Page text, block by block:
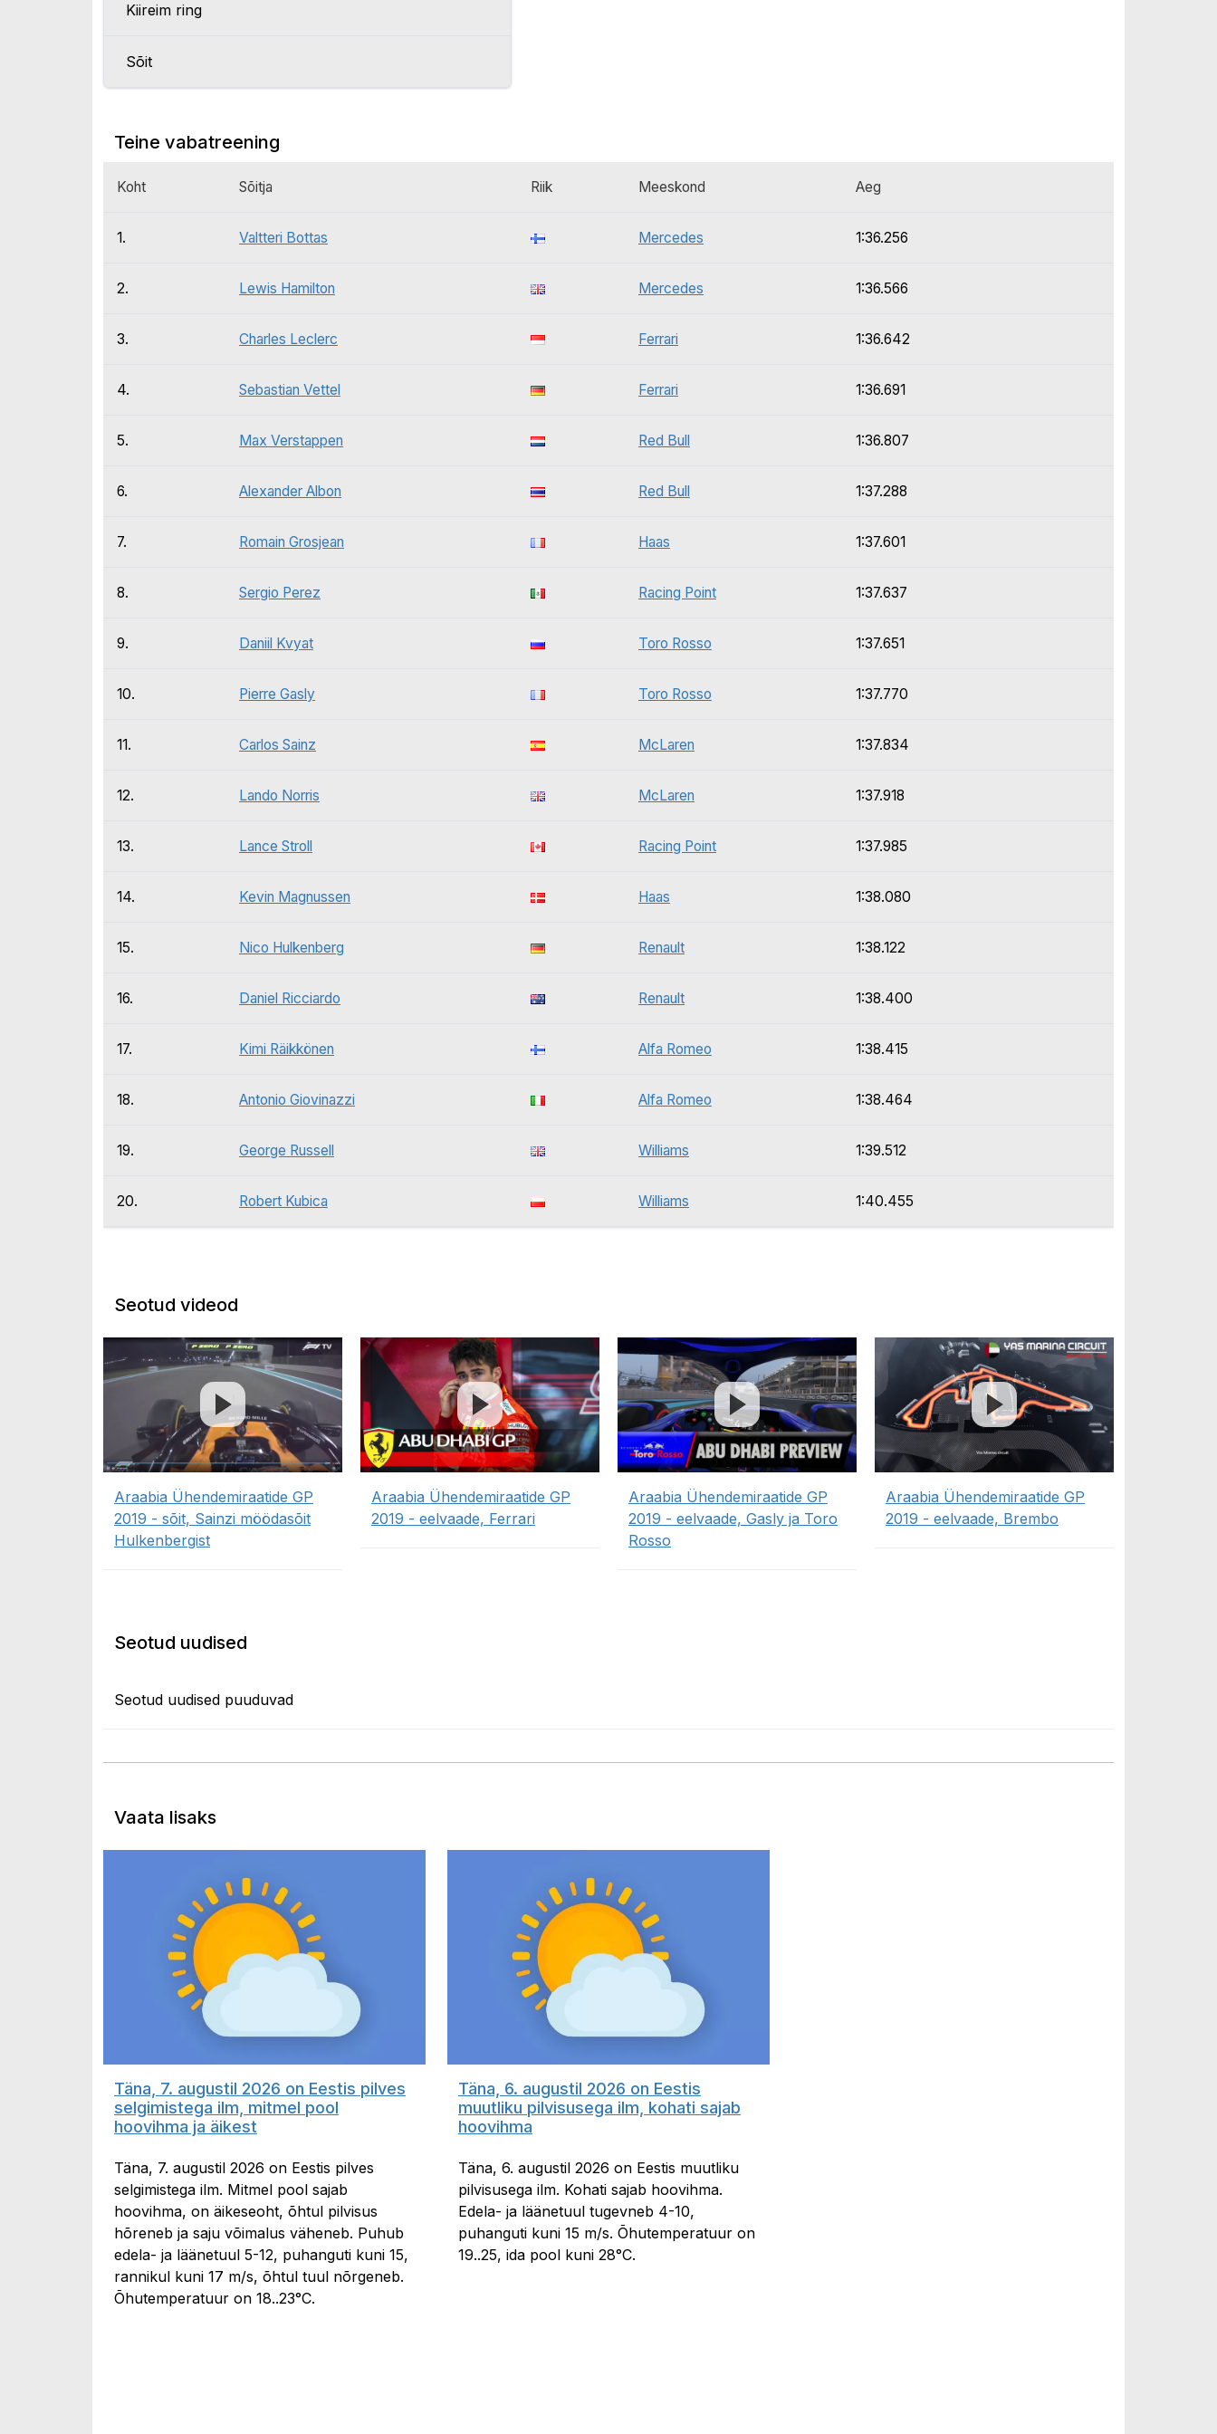
Kiireim ring
Sõit
Teine vabatreening
Koht Sõitja Riik Meeskond Aeg
1. Valtteri Bottas Mercedes 1:36.256
2. Lewis Hamilton Mercedes 1:36.566
3. Charles Leclerc Ferrari 1:36.642
4. Sebastian Vettel Ferrari 1:36.691
5. Max Verstappen Red Bull 1:36.807
6. Alexander Albon Red Bull 1:37.288
7. Romain Grosjean Haas 1:37.601
8. Sergio Perez Racing Point 1:37.637
9. Daniil Kvyat Toro Rosso 1:37.651
10. Pierre Gasly Toro Rosso 1:37.770
11. Carlos Sainz McLaren 1:37.834
12. Lando Norris McLaren 1:37.918
13. Lance Stroll Racing Point 1:37.985
14. Kevin Magnussen Haas 1:38.080
15. Nico Hulkenberg Renault 1:38.122
16. Daniel Ricciardo Renault 1:38.400
17. Kimi Räikkönen Alfa Romeo 1:38.415
18. Antonio Giovinazzi Alfa Romeo 1:38.464
19. George Russell Williams 1:39.512
20. Robert Kubica Williams 1:40.455
Seotud videod
Araabia Ühendemiraatide GP
2019 - sõit, Sainzi möödasõit
Hulkenbergist
Araabia Ühendemiraatide GP
2019 - eelvaade, Ferrari
Araabia Ühendemiraatide GP
2019 - eelvaade, Gasly ja Toro
Rosso
Araabia Ühendemiraatide GP
2019 - eelvaade, Brembo
Seotud uudised
Seotud uudised puuduvad
Vaata lisaks
Täna, 7. augustil 2026 on Eestis pilves
selgimistega ilm, mitmel pool
hoovihma ja äikest
Täna, 7. augustil 2026 on Eestis pilves
selgimistega ilm. Mitmel pool sajab
hoovihma, on äikeseoht, õhtul pilvisus
hõreneb ja saju võimalus väheneb. Puhub
edela- ja läänetuul 5-12, puhanguti kuni 15,
rannikul kuni 17 m/s, õhtul tuul nõrgeneb.
Õhutemperatuur on 18..23°C.
Täna, 6. augustil 2026 on Eestis
muutliku pilvisusega ilm, kohati sajab
hoovihma
Täna, 6. augustil 2026 on Eestis muutliku
pilvisusega ilm. Kohati sajab hoovihma.
Edela- ja läänetuul tugevneb 4-10,
puhanguti kuni 15 m/s. Õhutemperatuur on
19..25, ida pool kuni 28°C.